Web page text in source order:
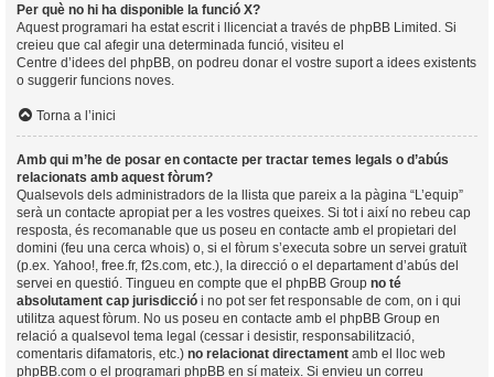
Per què no hi ha disponible la funció X?
Aquest programari ha estat escrit i llicenciat a través de phpBB Limited. Si
creieu que cal afegir una determinada funció, visiteu el
Centre d’idees del phpBB , on podreu donar el vostre suport a idees existents
o suggerir funcions noves.
Torna a l’inici
Amb qui m’he de posar en contacte per tractar temes legals o d’abús
relacionats amb aquest fòrum?
Qualsevols dels administradors de la llista que pareix a la pàgina “L’equip”
serà un contacte apropiat per a les vostres queixes. Si tot i així no rebeu cap
resposta, és recomanable que us poseu en contacte amb el propietari del
domini (feu una cerca whois) o, si el fòrum s’executa sobre un servei gratuït
(p.ex. Yahoo!, free.fr, f2s.com, etc.), la direcció o el departament d’abús del
servei en questió. Tingueu en compte que el phpBB Group no té
absolutament cap jurisdicció i no pot ser fet responsable de com, on i qui
utilitza aquest fòrum. No us poseu en contacte amb el phpBB Group en
relació a qualsevol tema legal (cessar i desistir, responsabilització,
comentaris difamatoris, etc.) no relacionat directament amb el lloc web
phpBB.com o el programari phpBB en sí mateix. Si envieu un correu